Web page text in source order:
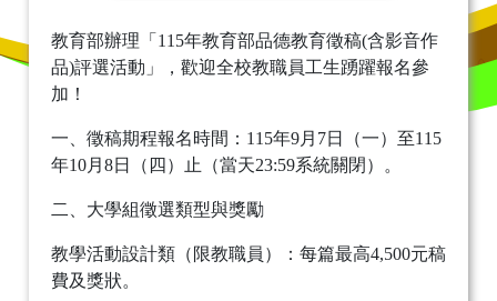
教育部辦理「115年教育部品德教育徵稿(含影音作
品)評選活動」，歡迎全校教職員工生踴躍報名參
加！
一、徵稿期程報名時間：115年9月7日（一）至115
年10月8日（四）止（當天23:59系統關閉）。
二、大學組徵選類型與獎勵
教學活動設計類（限教職員）：每篇最高4,500元稿
費及獎狀。